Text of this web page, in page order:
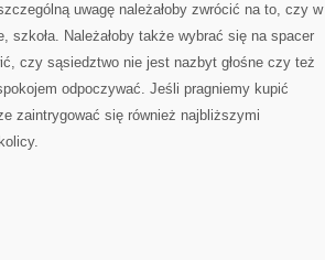
uwagę należałoby zwrócić na to, czy w
szkoła. Należałoby także wybrać się na spacer
czy sąsiedztwo nie jest nazbyt głośne czy też
odpoczywać. Jeśli pragniemy kupić
zaintrygować się również najbliższymi